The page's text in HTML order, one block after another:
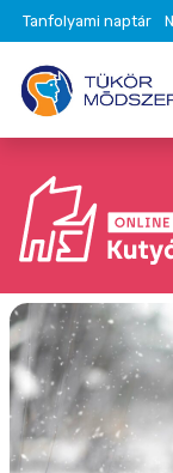
Tanfolyami naptár